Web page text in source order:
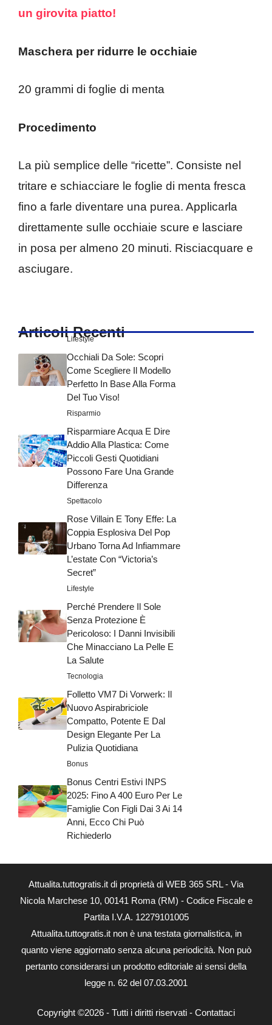
un girovita piatto!
Maschera per ridurre le occhiaie
20 grammi di foglie di menta
Procedimento
La più semplice delle “ricette”. Consiste nel
tritare e schiacciare le foglie di menta fresca
fino a farle diventare una purea. Applicarla
direttamente sulle occhiaie scure e lasciare
in posa per almeno 20 minuti. Risciacquare e
asciugare.
Articoli Recenti
Lifestyle
Occhiali Da Sole: Scopri
Come Scegliere Il Modello
Perfetto In Base Alla Forma
Del Tuo Viso!
Risparmio
Risparmiare Acqua E Dire
Addio Alla Plastica: Come
Piccoli Gesti Quotidiani
Possono Fare Una Grande
Differenza
Spettacolo
Rose Villain E Tony Effe: La
Coppia Esplosiva Del Pop
Urbano Torna Ad Infiammare
L’estate Con “Victoria’s
Secret”
Lifestyle
Perché Prendere Il Sole
Senza Protezione È
Pericoloso: I Danni Invisibili
Che Minacciano La Pelle E
La Salute
Tecnologia
Folletto VM7 Di Vorwerk: Il
Nuovo Aspirabriciole
Compatto, Potente E Dal
Design Elegante Per La
Pulizia Quotidiana
Bonus
Bonus Centri Estivi INPS
2025: Fino A 400 Euro Per Le
Famiglie Con Figli Dai 3 Ai 14
Anni, Ecco Chi Può
Richiederlo
Attualita.tuttogratis.it di proprietà di WEB 365 SRL - Via
Nicola Marchese 10, 00141 Roma (RM) - Codice Fiscale e
Partita I.V.A. 12279101005
Attualita.tuttogratis.it non è una testata giornalistica, in
quanto viene aggiornato senza alcuna periodicità. Non può
pertanto considerarsi un prodotto editoriale ai sensi della
legge n. 62 del 07.03.2001
Copyright ©2026 - Tutti i diritti riservati - Contattaci